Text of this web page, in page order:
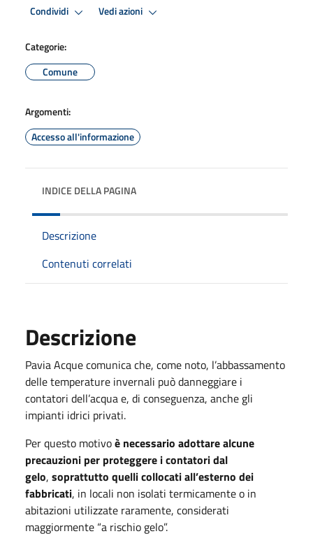
Condividi Vedi azioni
Categorie:
Comune
Argomenti:
Accesso all'informazione
INDICE DELLA PAGINA
Descrizione
Contenuti correlati
Descrizione
Pavia Acque comunica che, come noto, l’abbassamento
delle temperature invernali può danneggiare i
contatori dell’acqua e, di conseguenza, anche gli
impianti idrici privati.
Per questo motivoè necessario adottare alcune
precauzioni per proteggere i contatori dal
gelo, soprattutto quelli collocati all’esterno dei
fabbricati, in locali non isolati termicamente o in
abitazioni utilizzate raramente, considerati
maggiormente “a rischio gelo”.